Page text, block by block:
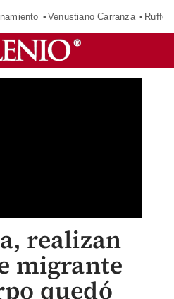
Venustiano Carranza Ruffo
realizan
migrante
quedó